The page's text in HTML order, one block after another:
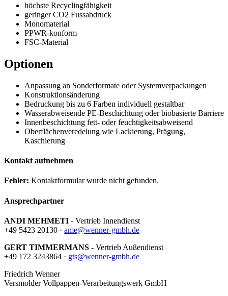
höchste Recyclingfähigkeit
geringer CO2 Fussabdruck
Monomaterial
PPWR-konform
FSC-Material
Optionen
Anpassung an Sonderformate oder Systemverpackungen
Konstruktionsänderung
Bedruckung bis zu 6 Farben individuell gestaltbar
Wasserabweisende PE-Beschichtung oder biobasierte Barriere
Innenbeschichtung fett- oder feuchtigkeitsabweisend
Oberflächenveredelung wie Lackierung, Prägung,
Kaschierung
Kontakt aufnehmen
Fehler: Kontaktformular wurde nicht gefunden.
Ansprechpartner
ANDI MEHMETI - Vertrieb Innendienst
+49 5423 20130 · ame@wenner-gmbh.de
GERT TIMMERMANS - Vertrieb Außendienst
+49 172 3243864 · gts@wenner-gmbh.de
Friedrich Wenner
Versmolder Vollpappen-Verarbeitungswerk GmbH